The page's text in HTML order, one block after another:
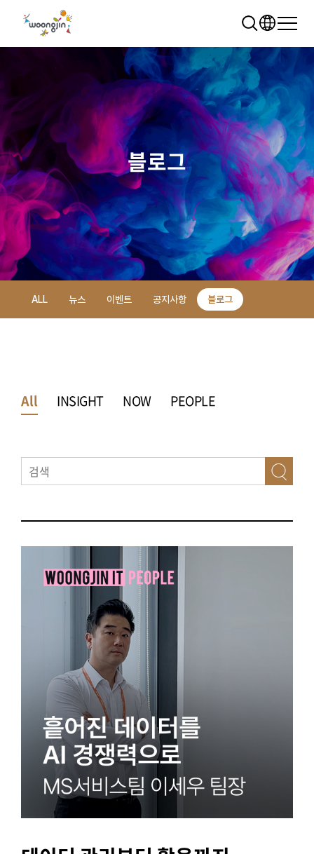
추천 검색어
WRMS WDMS SAP ERP
렌탈 모빌리티 클라우드
블로그
ALL 뉴스 이벤트 공지사항 블로그
All INSIGHT NOW PEOPLE